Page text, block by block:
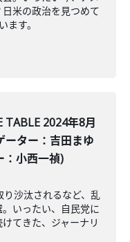
米の政治を見つめて
ます。
TABLE 2024年8月
ーター：吉田まゆ
：小西一禎)
り沙汰されるなど、乱
いったい、自民党に
てきた、ジャーナリ